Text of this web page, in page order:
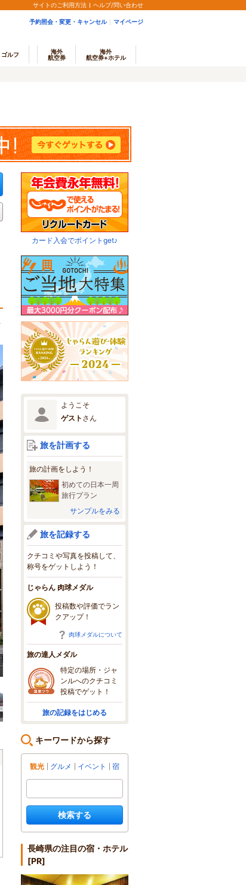
サイトのご利用方法 ヘルプ/問い合わせ
予約照会・変更・キャンセル マイページ
ゴルフ
海外
航空券
海外
航空券+ホテル
カード入会でポイントget♪
ようこそ
ゲスト さん
旅を計画する
旅の計画をしよう！
初めての日本一周
旅行プラン
サンプルをみる
旅を記録する
クチコミや写真を投稿して、
称号をゲットしよう！
じゃらん 肉球メダル
投稿数や評価でラン
クアップ！
肉球メダルについて
旅の達人メダル
特定の場所・ジャ
ンルへのクチコミ
投稿でゲット！
旅の記録をはじめる
キーワードから探す
観光 グルメ イベント 宿
検索する
長崎県の注目の宿・ホテル
[PR]